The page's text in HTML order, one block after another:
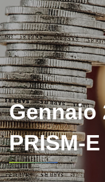
Gennaio
PRISM-E